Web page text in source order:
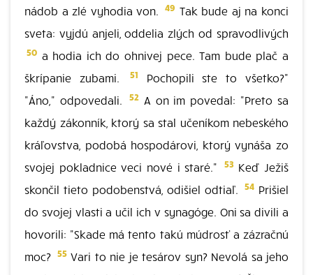
nádob a zlé vyhodia von. 49 Tak bude aj na konci
sveta: vyjdú anjeli, oddelia zlých od spravodlivých
50 a hodia ich do ohnivej pece. Tam bude plač a
škrípanie zubami.
51
Pochopili ste to všetko?"
"Áno," odpovedali.
52A on im povedal: "Preto sa
každý zákonník, ktorý sa stal učeníkom nebeského
kráľovstva, podobá hospodárovi, ktorý vynáša zo
svojej pokladnice veci nové i staré."
53Keď Ježiš
skončil tieto podobenstvá, odišiel odtiaľ. 54 Prišiel
do svojej vlasti a učil ich v synagóge. Oni sa divili a
hovorili: "Skade má tento takú múdrosť a zázračnú
moc? 55Vari to nie je tesárov syn? Nevolá sa jeho